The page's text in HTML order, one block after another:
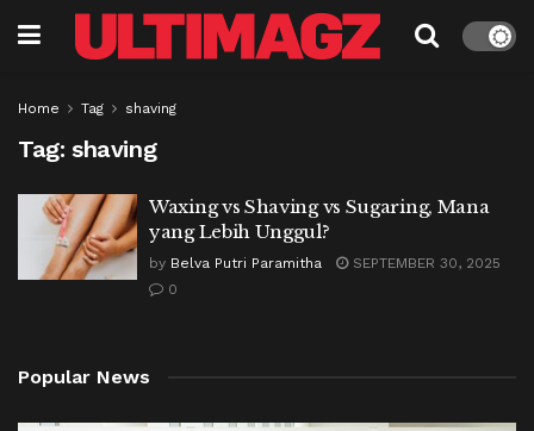
Home Tag shaving
Tag: shaving
Waxing vs Shaving vs Sugaring, Mana
yang Lebih Unggul?
by Belva Putri Paramitha
SEPTEMBER 30, 2025
0
Popular News